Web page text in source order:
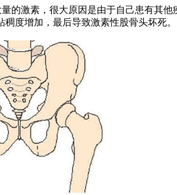
的激素，很大原因是由于自己患有其
度增加，最后导致激素性股骨头坏死。